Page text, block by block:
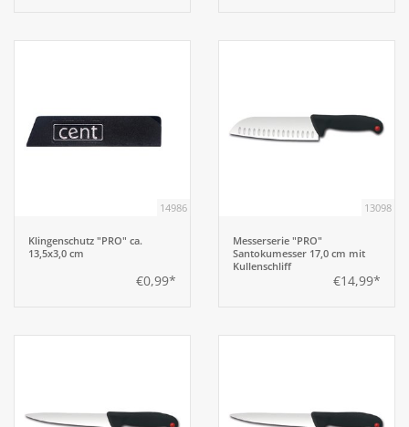
14986
Klingenschutz "PRO" ca.
13,5x3,0 cm
€0,99*
13098
Messerserie "PRO"
Santokumesser 17,0 cm mit
Kullenschliff
€14,99*